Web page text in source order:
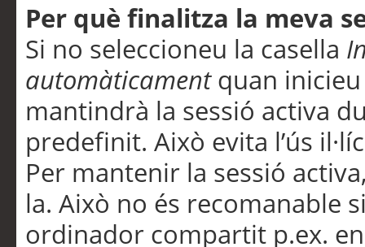
Per què finalitza la meva
Si no seleccioneu la casella
automàticamentquan inicieu
mantindrà la sessió activa
predefinit. Això evita l’ús
Per mantenir la sessió
la. Això no és recomanable
ordinador compartit p.ex.